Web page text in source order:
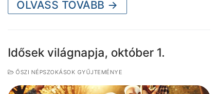
OLVASS TOVÁBB →
Idősek világnapja, október 1.
ŐSZI NÉPSZOKÁSOK GYŰJTEMÉNYE